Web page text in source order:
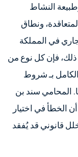
النشاط
ونطاق
في المملكة
ذلك، فإن كل نوع من
بـ شروط
المحامي سند بن
الخطأ في اختيار
قانوني قد يُفقد